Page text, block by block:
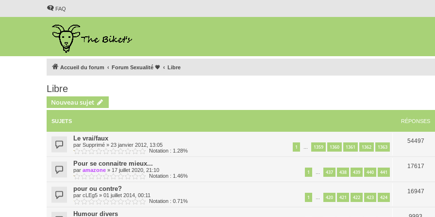
FAQ
Accueil du forum Forum Sexualité 💗 Libre
Libre
Nouveau sujet
SUJETS RÉPONSES
Le vrai/faux
par Supprimé » 23 janvier 2012, 13:05 1 … 1359 1360 1361 1362 1363
Notation : 1.28%
54497
Pour se connaitre mieux...
par amazone » 17 juillet 2020, 21:10 1 … 437 438 439 440 441
Notation : 1.46%
17617
pour ou contre?
par cLEg5 » 01 juillet 2014, 00:11 1 … 420 421 422 423 424
Notation : 0.71%
16947
Humour divers